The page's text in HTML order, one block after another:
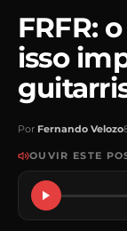
FRFR:
isso
Por Fernando Velozo
OUVIR ESTE